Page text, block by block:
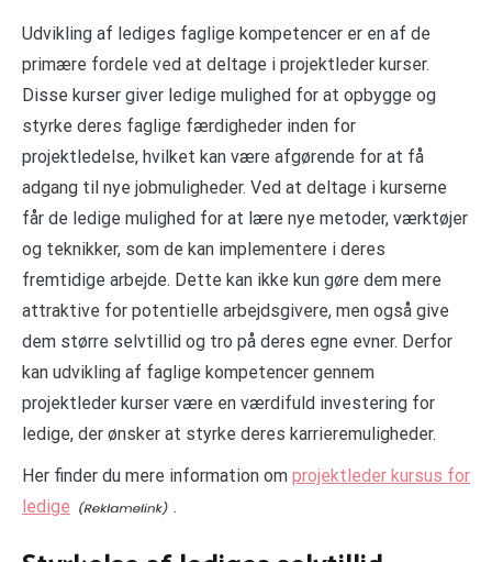
Udvikling af lediges faglige kompetencer er en af de
primære fordele ved at deltage i projektleder kurser.
Disse kurser giver ledige mulighed for at opbygge og
styrke deres faglige færdigheder inden for
projektledelse, hvilket kan være afgørende for at få
adgang til nye jobmuligheder. Ved at deltage i kurserne
får de ledige mulighed for at lære nye metoder, værktøjer
og teknikker, som de kan implementere i deres
fremtidige arbejde. Dette kan ikke kun gøre dem mere
attraktive for potentielle arbejdsgivere, men også give
dem større selvtillid og tro på deres egne evner. Derfor
kan udvikling af faglige kompetencer gennem
projektleder kurser være en værdifuld investering for
ledige, der ønsker at styrke deres karrieremuligheder.
Her finder du mere information om projektleder kursus for
ledige
.